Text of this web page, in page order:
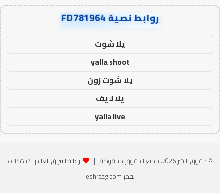
روابط نصية FD781964
يلا شوت
yalla shoot
يلا شوت زون
يلا لايف
yalla live
© حقوق النشر 2026، جميع الحقوق محفوظة | برعاية اشراق العالم| مُستضاف
بفخر eshraag.com